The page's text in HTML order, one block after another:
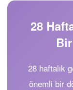
28
28 haftalık
önemli bir